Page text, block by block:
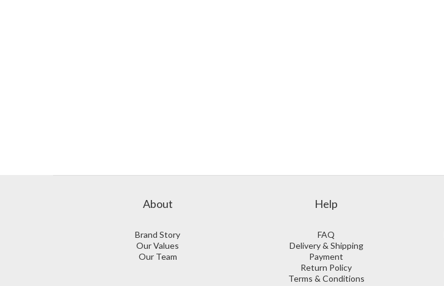
About
Brand Story
Our Values
Our Team
Help
FAQ
Delivery & Shipping
Payment
Return Policy
Terms & Conditions